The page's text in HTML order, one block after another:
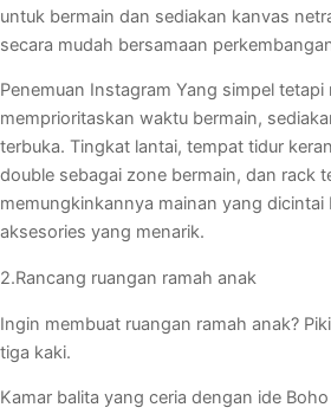
untuk bermain dan sediakan kanvas
secara mudah bersamaan
Penemuan Instagram Yang simpel
memprioritaskan waktu bermain,
terbuka. Tingkat lantai, tempat tidur
double sebagai zone bermain, dan rack
memungkinkannya mainan yang dicintai
aksesories yang menarik.
2.Rancang ruangan ramah anak
Ingin membuat ruangan ramah anak?
tiga kaki.
Kamar balita yang ceria dengan ide